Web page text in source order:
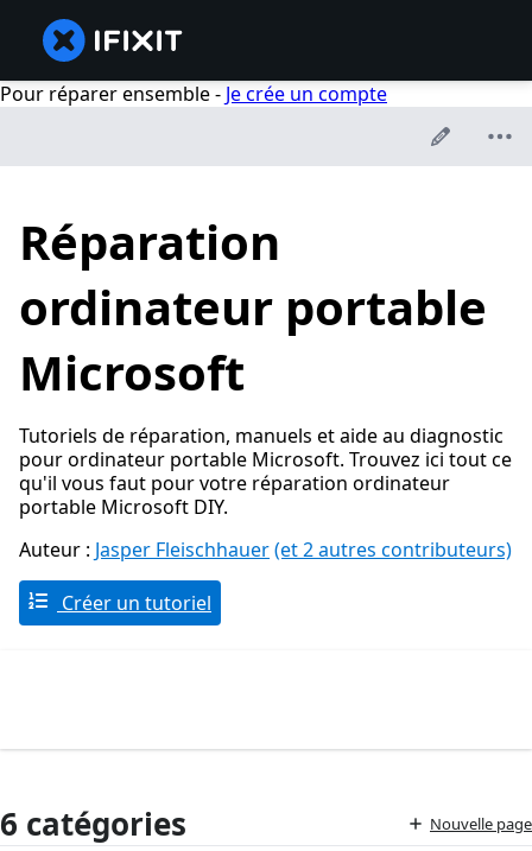
Pour réparer ensemble - Je crée un compte
Réparation
ordinateur portable
Microsoft
Tutoriels de réparation, manuels et aide au diagnostic
pour ordinateur portable Microsoft. Trouvez ici tout ce
qu'il vous faut pour votre réparation ordinateur
portable Microsoft DIY.
Auteur : Jasper Fleischhauer(et 2 autres contributeurs)
Créer un tutoriel
6 catégories Nouvelle page